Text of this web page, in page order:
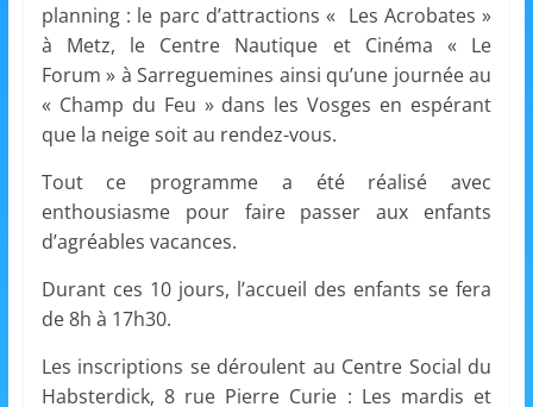
Wendel
o
i
s
é
d
planning : le parc d’attractions « Les Acrobates »
à Metz, le Centre Nautique et Cinéma « Le
Forum » à Sarreguemines ainsi qu’une journée au
« Champ du Feu » dans les Vosges en espérant
que la neige soit au rendez-vous.
Tout ce programme a été réalisé avec
enthousiasme pour faire passer aux enfants
d’agréables vacances.
Durant ces 10 jours, l’accueil des enfants se fera
de 8h à 17h30.
Les inscriptions se déroulent au Centre Social du
Habsterdick, 8 rue Pierre Curie : Les mardis et